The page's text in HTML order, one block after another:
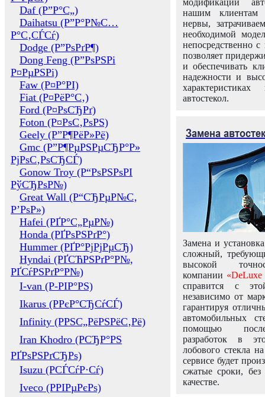
Daf (Р”Р°С„)
Daihatsu (Р”Р°Р№С…
Р°С‚СЃСѓ)
Dodge (Р”РѕРґР¶)
Dong Feng (Р”РѕРЅРі
Р¤РµРЅРі)
Faw (Р¤Р°РІ)
Fiat (Р¤РёР°С‚)
Ford (Р¤РѕСЂРґ)
Foton (Р¤РѕС‚РѕРЅ)
Geely (Р”Р¶РёР»Рё)
Gmc (Р”Р¶РµРЅРµСЂР°Р»
РјРѕС‚РѕСЂСЃ)
Gonow Troy (Р“РѕРЅРѕРІ
РўСЂРѕР№)
Great Wall (Р“СЂРµР№С‚
Р’РѕР»)
Hafei (РҐР°С„РµР№)
Honda (РҐРѕРЅРґР°)
Hummer (РҐР°РјРјРµСЂ)
Hyndai (РҐСЋРЅРґР°Р№,
РҐСѓРЅРґР°Р№)
I-van (Р-РІР°РЅ)
Ikarus (РРєР°СЂСѓСЃ)
Infinity (РРЅС„РёРЅРёС‚Рё)
Iran Khodro (РСЂР°РЅ
РҐРѕРЅРґСЂРѕ)
Isuzu (РСЃСѓР·Сѓ)
Iveco (РРІРµРєРѕ)
модификации
нашим клиентам
нервы,
необходимой
непосредственно
позволяет
и обеспечивать
надежности и
автостекол.
Замена
Замена и
сложный,
высокой
компании «DeLuxe
справится с
независимо от
гарантируя
автомобильных
помощью
разработок в
лобового стекла
сервисе будет
сжатые сроки,
качестве.